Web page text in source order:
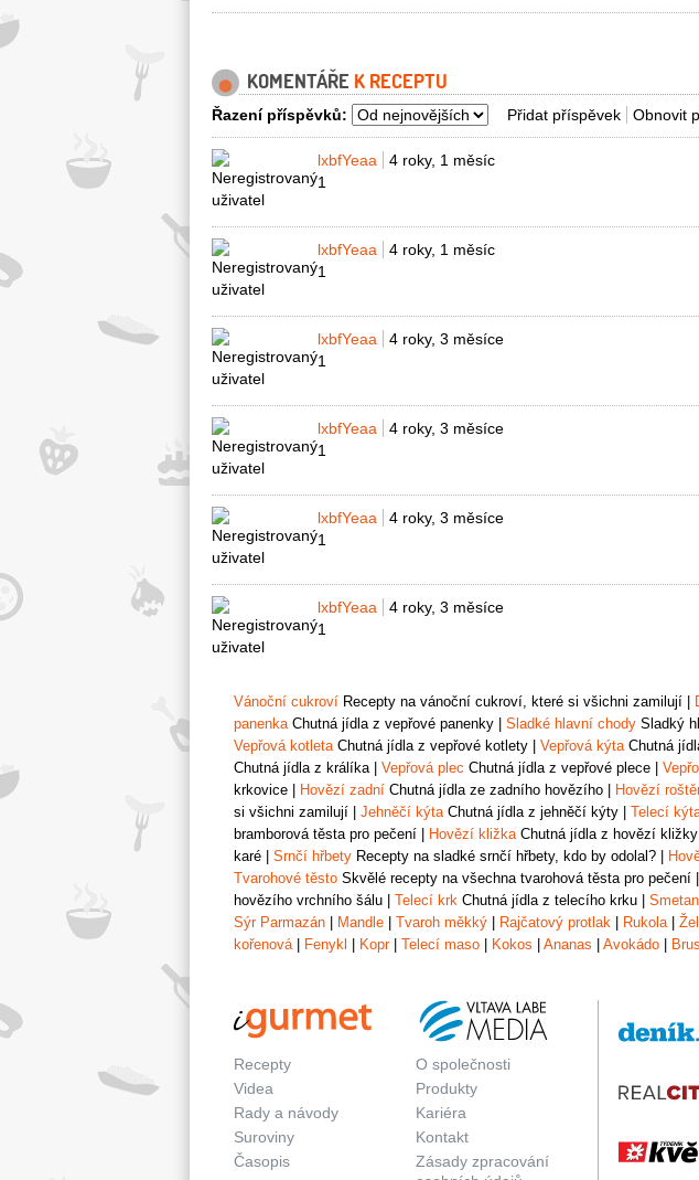
KOMENTÁŘE K RECEPTU
Obnovit
Přidat příspěvek
Řazení příspěvků:
lxbfYeaa 4 roky, 1 měsíc
1
lxbfYeaa
4 roky, 1 měsíc
1
lxbfYeaa 4 roky, 3 měsíce
1
lxbfYeaa 4 roky, 3 měsíce
1
lxbfYeaa 4 roky, 3 měsíce
1
lxbfYeaa
4 roky, 3 měsíce
1
Vánoční cukroví Recepty na vánoční cukroví, které si všichni zamilují
panenkaChutná jídla z vepřové panenky Sladké hlavní chody Sladký
Vepřová kotletaChutná jídla z vepřové kotlety Vepřová kýtaChutná
Chutná jídla z králíka| Vepřová plec Chutná jídla z vepřové plece
krkovice
Hovězí zadní Chutná jídla ze zadního hovězího Hovězí
si všichni zamilují
Jehněčí kýtaChutná jídla z jehněčí kýty Telecí
bramborová těsta pro pečení
Hovězí kližkaChutná jídla z hovězí kližky
karé
Srnčí hřbety Recepty na sladké srnčí hřbety, kdo by odolal?
Tvarohové těsto Skvělé recepty na všechna tvarohová těsta pro pečení
hovězího vrchního šálu
Telecí krk Chutná jídla z telecího krku
Sýr Parmazán
Mandle Tvaroh měkký Rajčatový protlak Rukola|
kořenová| Fenykl Kopr| Telecí maso Kokos Ananas Avokádo
Recepty
Videa
Rady a návody
Suroviny
Časopis
O společnosti
Produkty
Kariéra
Kontakt
Zásady zpracování